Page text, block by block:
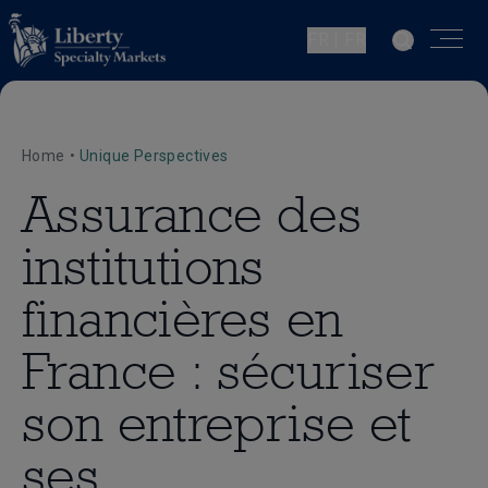
Home • Unique Perspectives
Assurance des
institutions
financières en
France : sécuriser
son entreprise et
ses